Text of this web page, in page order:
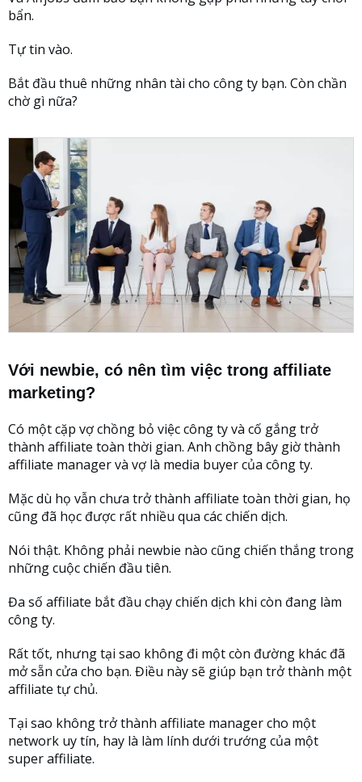
bẩn.
Tự tin vào.
Bắt đầu thuê những nhân tài cho công ty bạn. Còn chần
chờ gì nữa?
Với newbie, có nên tìm việc trong affiliate
marketing?
Có một cặp vợ chồng bỏ việc công ty và cố gắng trở
thành affiliate toàn thời gian. Anh chồng bây giờ thành
affiliate manager và vợ là media buyer của công ty.
Mặc dù họ vẫn chưa trở thành affiliate toàn thời gian, họ
cũng đã học được rất nhiều qua các chiến dịch.
Nói thật. Không phải newbie nào cũng chiến thắng trong
những cuộc chiến đầu tiên.
Đa số affiliate bắt đầu chạy chiến dịch khi còn đang làm
công ty.
Rất tốt, nhưng tại sao không đi một còn đường khác đã
mở sẵn cửa cho bạn. Điều này sẽ giúp bạn trở thành một
affiliate tự chủ.
Tại sao không trở thành affiliate manager cho một
network uy tín, hay là làm lính dưới trướng của một
super affiliate.